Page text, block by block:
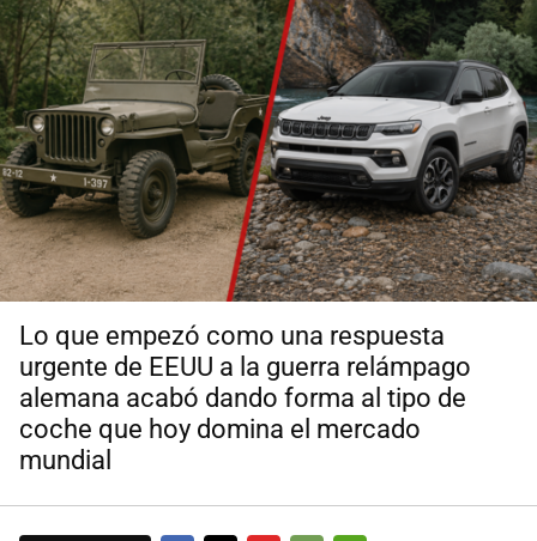
Lo que empezó como una respuesta
urgente de EEUU a la guerra relámpago
alemana acabó dando forma al tipo de
coche que hoy domina el mercado
mundial